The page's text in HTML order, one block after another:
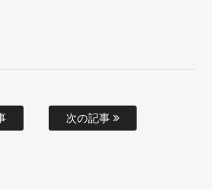
次の記事